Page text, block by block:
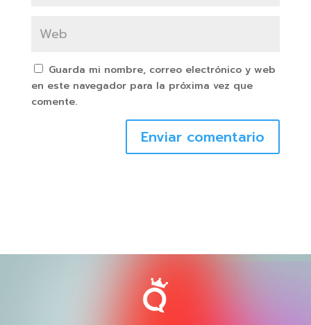
Guarda mi nombre, correo electrónico y web
en este navegador para la próxima vez que
comente.
Enviar comentario